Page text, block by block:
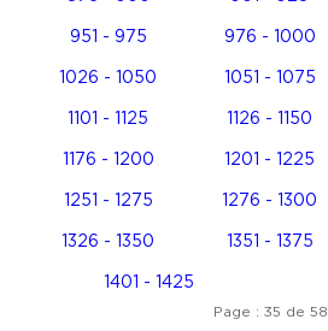
951 - 975 976 - 1000
1026 - 1050 1051 - 1075
1101 - 1125 1126 - 1150
1176 - 1200 1201 - 1225
1251 - 1275 1276 - 1300
1326 - 1350 1351 - 1375
1401 - 1425
Page : 35 de 58